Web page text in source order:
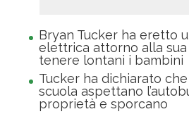
Bryan Tucker ha eretto
elettrica attorno alla
tenere lontani i bambini
Tucker ha dichiarato
scuola aspettano
proprietà e sporcano